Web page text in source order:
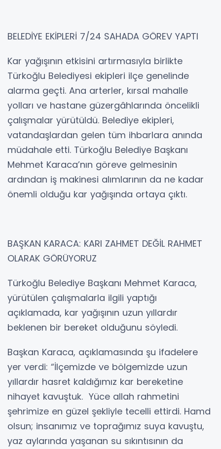
BELEDİYE EKİPLERİ 7/24 SAHADA GÖREV YAPTI
Kar yağışının etkisini artırmasıyla birlikte
Türkoğlu Belediyesi ekipleri ilçe genelinde
alarma geçti. Ana arterler, kırsal mahalle
yolları ve hastane güzergâhlarında öncelikli
çalışmalar yürütüldü. Belediye ekipleri,
vatandaşlardan gelen tüm ihbarlara anında
müdahale etti. Türkoğlu Belediye Başkanı
Mehmet Karaca’nın göreve gelmesinin
ardından iş makinesi alımlarının da ne kadar
önemli olduğu kar yağışında ortaya çıktı.
BAŞKAN KARACA: KARI ZAHMET DEĞİL RAHMET
OLARAK GÖRÜYORUZ
Türkoğlu Belediye Başkanı Mehmet Karaca,
yürütülen çalışmalarla ilgili yaptığı
açıklamada, kar yağışının uzun yıllardır
beklenen bir bereket olduğunu söyledi.
Başkan Karaca, açıklamasında şu ifadelere
yer verdi: “İlçemizde ve bölgemizde uzun
yıllardır hasret kaldığımız kar bereketine
nihayet kavuştuk. Yüce allah rahmetini
şehrimize en güzel şekliyle tecelli ettirdi. Hamd
olsun; insanımız ve toprağımız suya kavuştu,
yaz aylarında yaşanan su sıkıntısının da